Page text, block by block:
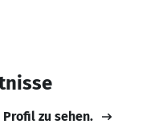
Profil zu sehen.